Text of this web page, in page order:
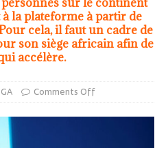
la plateforme à partir de
cela, il faut un cadre de
son siège africain afin de
accélère.
Comments Off